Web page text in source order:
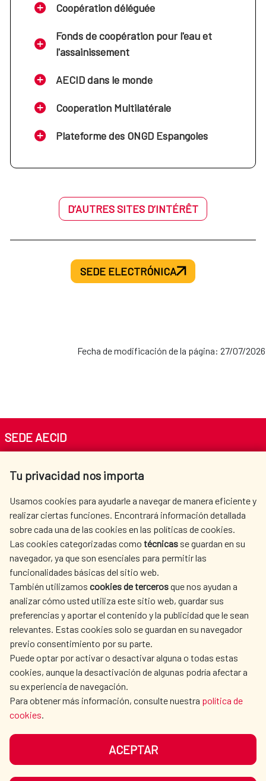
Coopération déléguée
Fonds de coopération pour l'eau et
l'assainissement
AECID dans le monde
Cooperation Multilatérale
Plateforme des ONGD Espangoles
D’AUTRES SITES D’INTÉRÊT
SEDE ELECTRÓNICA
Fecha de modificación de la página: 27/07/2026
Tu privacidad nos importa
Usamos cookies para ayudarle a navegar de manera eficiente y
realizar ciertas funciones. Encontrará información detallada
sobre cada una de las cookies en las políticas de cookies.
Las cookies categorizadas como técnicas se guardan en su
navegador, ya que son esenciales para permitir las
funcionalidades básicas del sitio web.
También utilizamos cookies de tercerosque nos ayudan a
analizar cómo usted utiliza este sitio web, guardar sus
preferencias y aportar el contenido y la publicidad que le sean
relevantes. Estas cookies solo se guardan en su navegador
previo consentimiento por su parte.
Puede optar por activar o desactivar alguna o todas estas
cookies, aunque la desactivación de algunas podría afectar a
su experiencia de navegación.
Para obtener más información, consulte nuestra política de
cookies.
ACEPTAR
SEDE AECID
Tel. +34 900 20 30 54​​​​​​​
AECID
OÙ NOUS COOPÉRONS
L'ACTION HUMANITAIRE
ESPAGNOLE
SALLE DE PRESSE
CULTURE ET SCIENCE BIBLIOTHÈQUE
NOS RÉSEAUX SOCIAUX
PROTECTION DES DONNÉES
COOKIES
NAVÉGATION